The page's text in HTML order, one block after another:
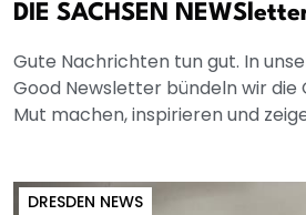
DIE SACHSEN
Gute Nachrichten tun gut. In
Good Newsletter bündeln wir die
Mut machen, inspirieren und
DRESDEN NEWS